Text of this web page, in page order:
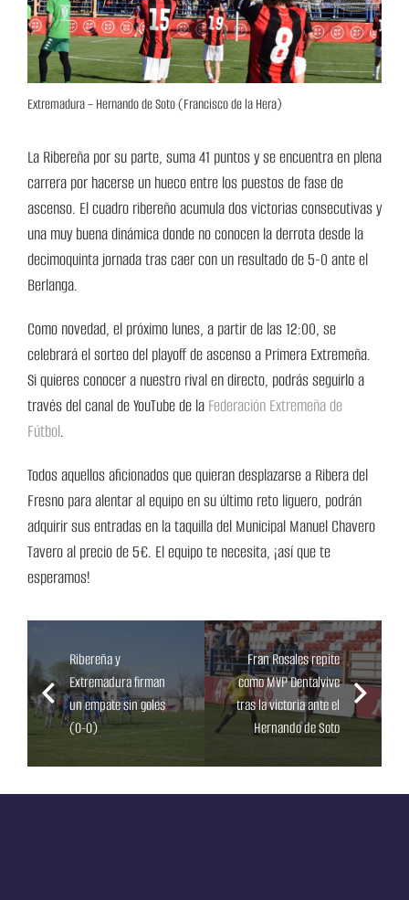
Extremadura – Hernando de Soto (Francisco de la Hera)
La Ribereña por su parte, suma 41 puntos y se encuentra en plena
carrera por hacerse un hueco entre los puestos de fase de
ascenso. El cuadro ribereño acumula dos victorias consecutivas y
una muy buena dinámica donde no conocen la derrota desde la
decimoquinta jornada tras caer con un resultado de 5-0 ante el
Berlanga.
Como novedad, el próximo lunes, a partir de las 12:00, se
celebrará el sorteo del playoff de ascenso a Primera Extremeña.
Si quieres conocer a nuestro rival en directo, podrás seguirlo a
través del canal de YouTube de la Federación Extremeña de
Fútbol.
Todos aquellos aficionados que quieran desplazarse a Ribera del
Fresno para alentar al equipo en su último reto liguero, podrán
adquirir sus entradas en la taquilla del Municipal Manuel Chavero
Tavero al precio de 5€. El equipo te necesita, ¡así que te
esperamos!
Ribereña y
Extremadura firman
un empate sin goles
(0-0)
Fran Rosales repite
como MVP Dentalvive
tras la victoria ante el
Hernando de Soto